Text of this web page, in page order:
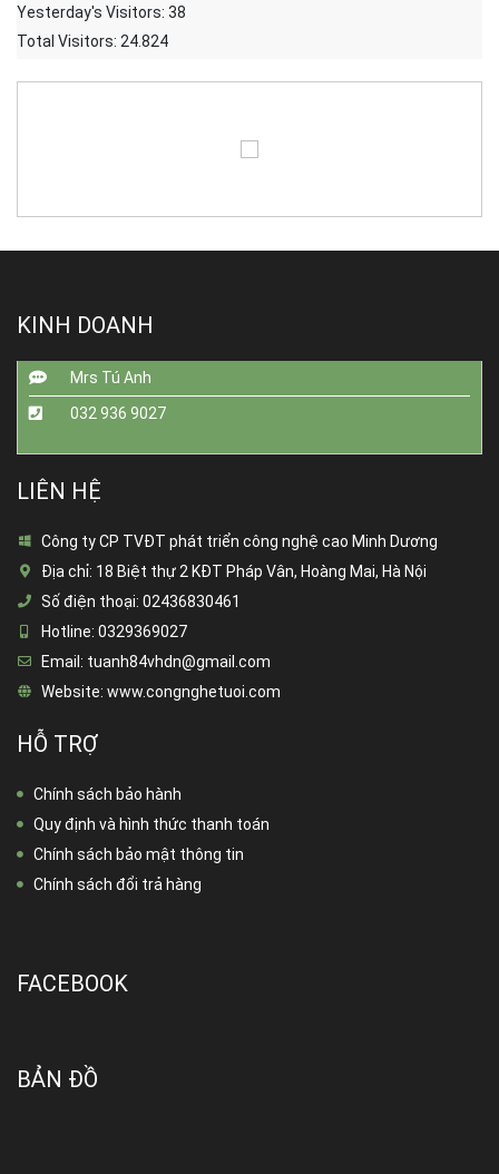
Yesterday's Visitors: 38
Total Visitors: 24.824
KINH DOANH
Mrs Tú Anh
032 936 9027
LIÊN HỆ
Công ty CP TVĐT phát triển công nghệ cao Minh Dương
Địa chỉ: 18 Biệt thự 2 KĐT Pháp Vân, Hoàng Mai, Hà Nội
Số điện thoại: 02436830461
Hotline: 0329369027
Email: tuanh84vhdn@gmail.com
Website: www.congnghetuoi.com
HỖ TRỢ
Chính sách bảo hành
Quy định và hình thức thanh toán
Chính sách bảo mật thông tin
Chính sách đổi trả hàng
FACEBOOK
BẢN ĐỒ